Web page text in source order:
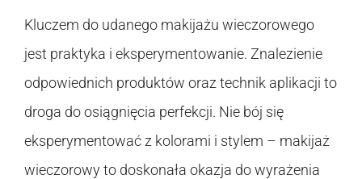
Kluczem do udanego makijażu wieczorowego
jest praktyka i eksperymentowanie. Znalezienie
odpowiednich produktów oraz technik aplikacji to
droga do osiągnięcia perfekcji. Nie bój się
eksperymentować z kolorami i stylem – makijaż
wieczorowy to doskonała okazja do wyrażenia